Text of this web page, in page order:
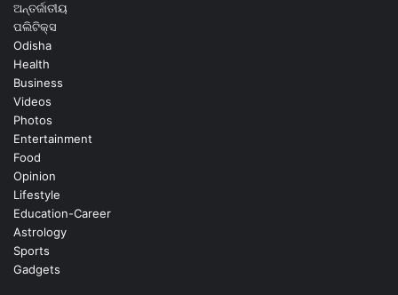
ଅନ୍ତର୍ଜାତୀୟ
ପଲିଟିକ୍ସ
Odisha
Health
Business
Videos
Photos
Entertainment
Food
Opinion
Lifestyle
Education-Career
Astrology
Sports
Gadgets